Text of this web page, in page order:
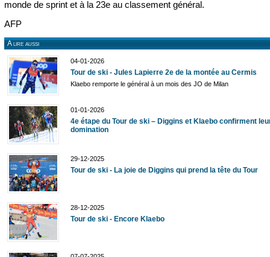
monde de sprint et à la 23e au classement général.
AFP
A lire aussi
04-01-2026
Tour de ski - Jules Lapierre 2e de la montée au Cermis
Klaebo remporte le général à un mois des JO de Milan
01-01-2026
4e étape du Tour de ski – Diggins et Klaebo confirment
domination
29-12-2025
Tour de ski - La joie de Diggins qui prend la tête du Tour
28-12-2025
Tour de ski - Encore Klaebo